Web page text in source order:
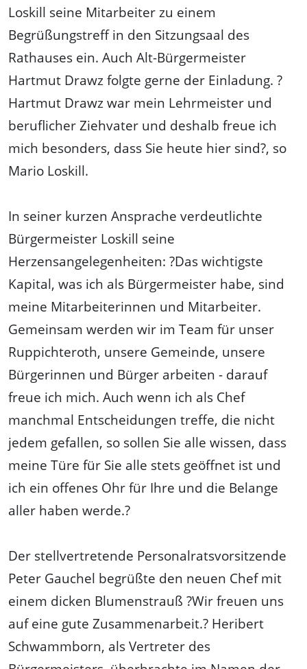
Loskill seine Mitarbeiter zu einem
Begrüßungstreff in den Sitzungsaal des
Rathauses ein. Auch Alt-Bürgermeister
Hartmut Drawz folgte gerne der Einladung. ?
Hartmut Drawz war mein Lehrmeister und
beruflicher Ziehvater und deshalb freue ich
mich besonders, dass Sie heute hier sind?, so
Mario Loskill.
In seiner kurzen Ansprache verdeutlichte
Bürgermeister Loskill seine
Herzensangelegenheiten: ?Das wichtigste
Kapital, was ich als Bürgermeister habe, sind
meine Mitarbeiterinnen und Mitarbeiter.
Gemeinsam werden wir im Team für unser
Ruppichteroth, unsere Gemeinde, unsere
Bürgerinnen und Bürger arbeiten - darauf
freue ich mich. Auch wenn ich als Chef
manchmal Entscheidungen treffe, die nicht
jedem gefallen, so sollen Sie alle wissen, dass
meine Türe für Sie alle stets geöffnet ist und
ich ein offenes Ohr für Ihre und die Belange
aller haben werde.?
Der stellvertretende Personalratsvorsitzende
Peter Gauchel begrüßte den neuen Chef mit
einem dicken Blumenstrauß ?Wir freuen uns
auf eine gute Zusammenarbeit.? Heribert
Schwammborn, als Vertreter des